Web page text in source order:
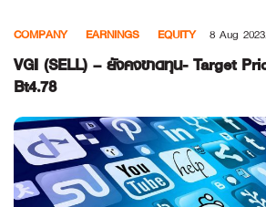
content
COMPANY EARNINGS EQUITY 8 Aug
VGI (SELL) – ยังคงขาดทุน- Target
Bt4.78